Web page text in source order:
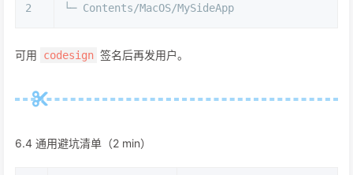
2
└─ Contents/MacOS/MySideApp
可用 codesign 签名后再发用户。
6.4 通用避坑清单（2 min）